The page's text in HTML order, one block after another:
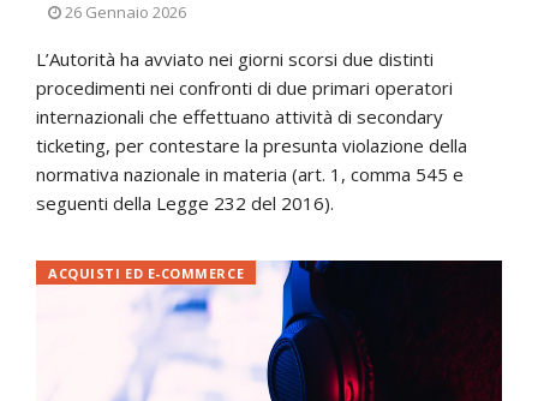
26 Gennaio 2026
L’Autorità ha avviato nei giorni scorsi due distinti
procedimenti nei confronti di due primari operatori
internazionali che effettuano attività di secondary
ticketing, per contestare la presunta violazione della
normativa nazionale in materia (art. 1, comma 545 e
seguenti della Legge 232 del 2016).
ACQUISTI ED E-COMMERCE